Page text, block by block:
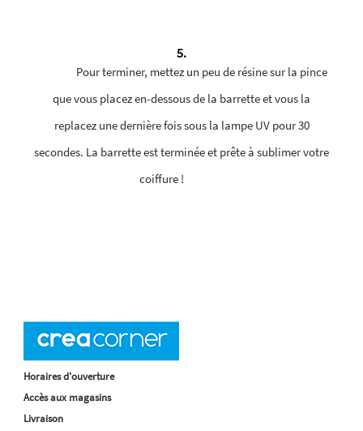
5.
Pour terminer, mettez un peu de résine sur la pince
que vous placez en-dessous de la barrette et vous la
replacez une dernière fois sous la lampe UV pour 30
secondes. La barrette est terminée et prête à sublimer votre
coiffure !
Horaires d'ouverture
Accès aux magasins
Livraison